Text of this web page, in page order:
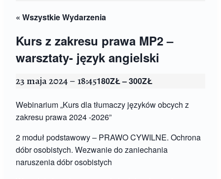
« Wszystkie Wydarzenia
Kurs z zakresu prawa MP2 –
warsztaty- język angielski
23 maja 2024 – 18:45180ZŁ – 300ZŁ
Webinarium „Kurs dla tłumaczy języków obcych z
zakresu prawa 2024 -2026”
2 moduł podstawowy – PRAWO CYWILNE. Ochrona
dóbr osobistych. Wezwanie do zaniechania
naruszenia dóbr osobistych